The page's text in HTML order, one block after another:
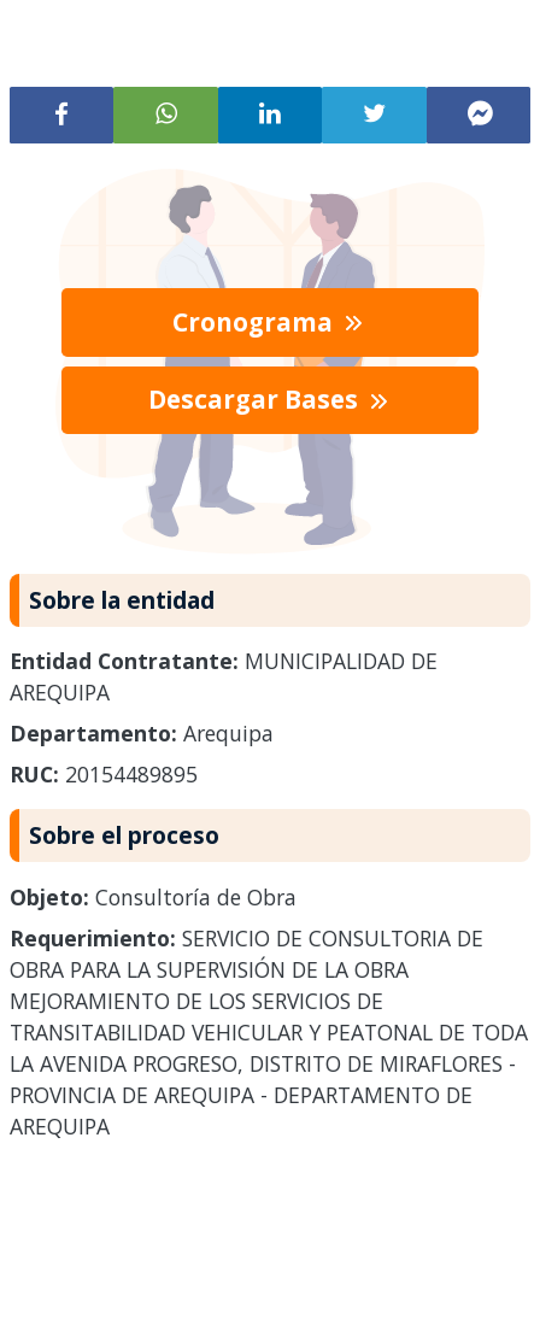
Cronograma
Descargar Bases
Sobre la entidad
Entidad Contratante: MUNICIPALIDAD DE
AREQUIPA
Departamento: Arequipa
RUC: 20154489895
Sobre el proceso
Objeto: Consultoría de Obra
Requerimiento: SERVICIO DE CONSULTORIA DE
OBRA PARA LA SUPERVISIÓN DE LA OBRA
MEJORAMIENTO DE LOS SERVICIOS DE
TRANSITABILIDAD VEHICULAR Y PEATONAL DE TODA
LA AVENIDA PROGRESO, DISTRITO DE MIRAFLORES -
PROVINCIA DE AREQUIPA - DEPARTAMENTO DE
AREQUIPA